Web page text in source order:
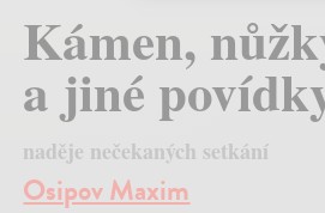
Kámen,
a jiné
naděje nečekaných setkání
Osipov Maxim